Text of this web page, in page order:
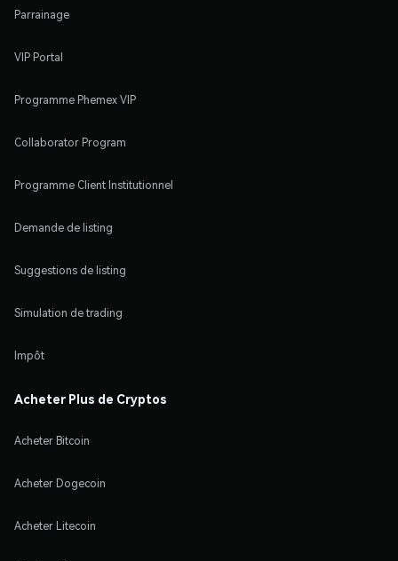
Parrainage
VIP Portal
Programme Phemex VIP
Collaborator Program
Programme Client Institutionnel
Demande de listing
Suggestions de listing
Simulation de trading
Impôt
Acheter Plus de Cryptos
Acheter Bitcoin
Acheter Dogecoin
Acheter Litecoin